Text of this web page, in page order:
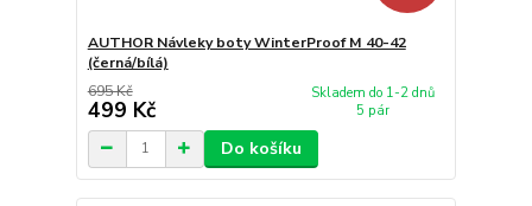
AUTHOR Návleky boty WinterProof M 40-42
(černá/bílá)
695 Kč
499 Kč
Skladem do 1-2 dnů
5 pár
Do košíku